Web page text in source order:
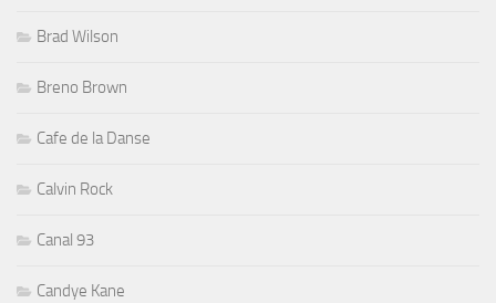
Brad Wilson
Breno Brown
Cafe de la Danse
Calvin Rock
Canal 93
Candye Kane